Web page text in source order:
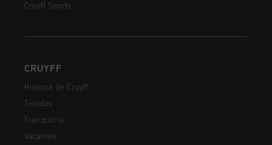
Cruyff Sports
CRUYFF
Historia de Cruyff
Tiendas
Franquicia
Vacantes